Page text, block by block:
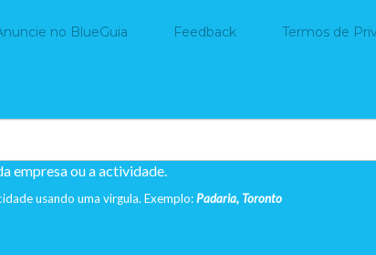
no BlueGuia Feedback Termos de
empresa ou a actividade.
usando uma virgula. Exemplo: Padaria, Toronto